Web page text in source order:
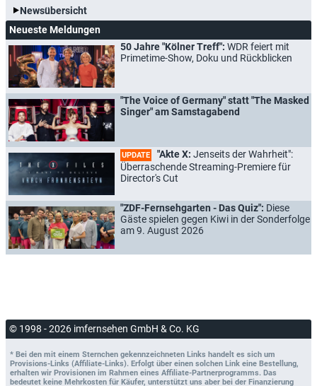
Newsübersicht
Neueste Meldungen
50 Jahre "Kölner Treff": WDR feiert mit
Primetime-Show, Doku und Rückblicken
"The Voice of Germany" statt "The Masked
Singer" am Samstagabend
UPDATE "Akte X: Jenseits der Wahrheit":
Überraschende Streaming-Premiere für
Director's Cut
"ZDF-Fernsehgarten - Das Quiz": Diese
Gäste spielen gegen Kiwi in der Sonderfolge
am 9. August 2026
© 1998 - 2026 imfernsehen GmbH & Co. KG
* Bei den mit einem Sternchen gekennzeichneten Links handelt es sich um
Provisions-Links (Affiliate-Links). Erfolgt über einen solchen Link eine Bestellung,
erhalten wir Provisionen im Rahmen eines Affiliate-Partnerprogramms. Das
bedeutet keine Mehrkosten für Käufer, unterstützt uns aber bei der Finanzierung